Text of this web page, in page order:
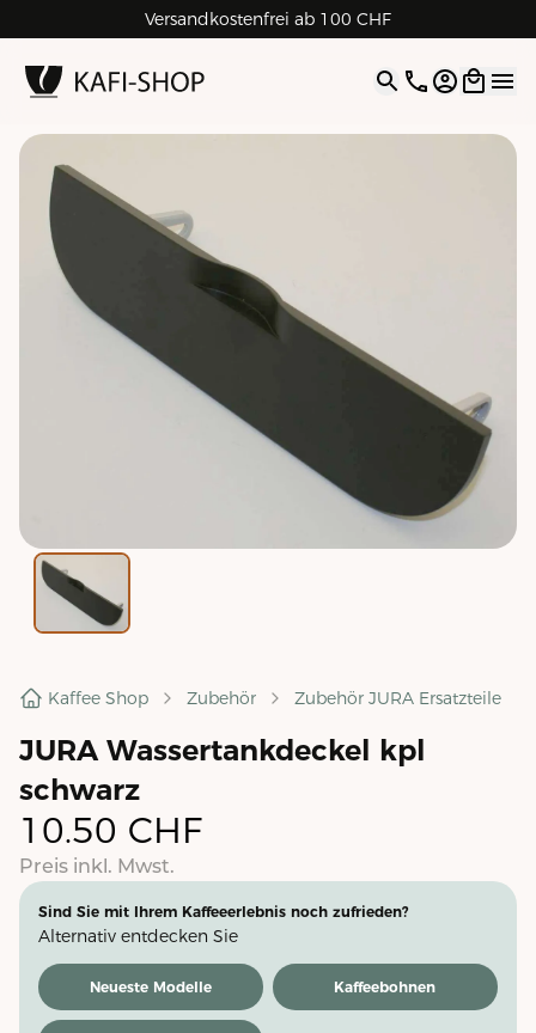
Versandkostenfrei ab 100 CHF
4.9| 5.0 Google
Open
Kaffee Shop Zubehör Zubehör JURA Ersatzteile
JURA Wassertankdeckel kpl
schwarz
10.50 CHF
Preis inkl. Mwst.
Sind Sie mit Ihrem Kaffeeerlebnis noch zufrieden?
Alternativ entdecken Sie
Neueste Modelle Kaffeebohnen